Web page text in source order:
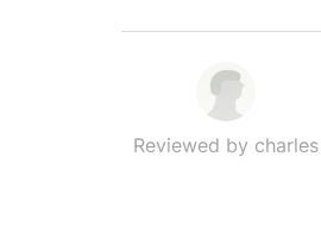
Reviewed by charles